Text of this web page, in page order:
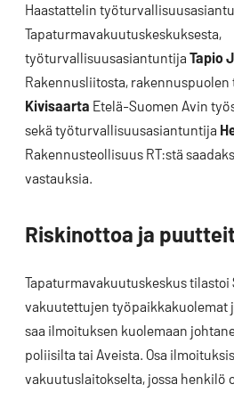
Haastattelin
Tapaturmavakuutuskeskuksesta,
työturvallisuusasiantuntija Tapio
Rakennusliitosta, rakennuspuolen
Kivisaarta Etelä-Suomen Avin
sekä työturvallisuusasiantuntija
Rakennusteollisuus RT:stä
vastauksia.
Riskinottoa ja
Tapaturmavakuutuskeskus tilastoi
vakuutettujen työpaikkakuolemat
saa ilmoituksen kuolemaan
poliisilta tai Aveista. Osa
vakuutuslaitokselta, jossa henkilö